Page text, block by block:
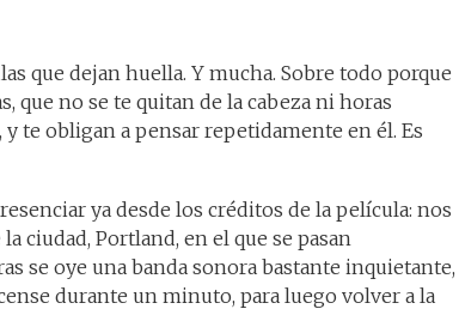
que dejan huella. Y mucha. Sobre todo porque
que no se te quitan de la cabeza ni horas
te obligan a pensar repetidamente en él. Es
ya desde los créditos de la película: nos
ciudad, Portland, en el que se pasan
se oye una banda sonora bastante inquietante,
durante un minuto, para luego volver a la